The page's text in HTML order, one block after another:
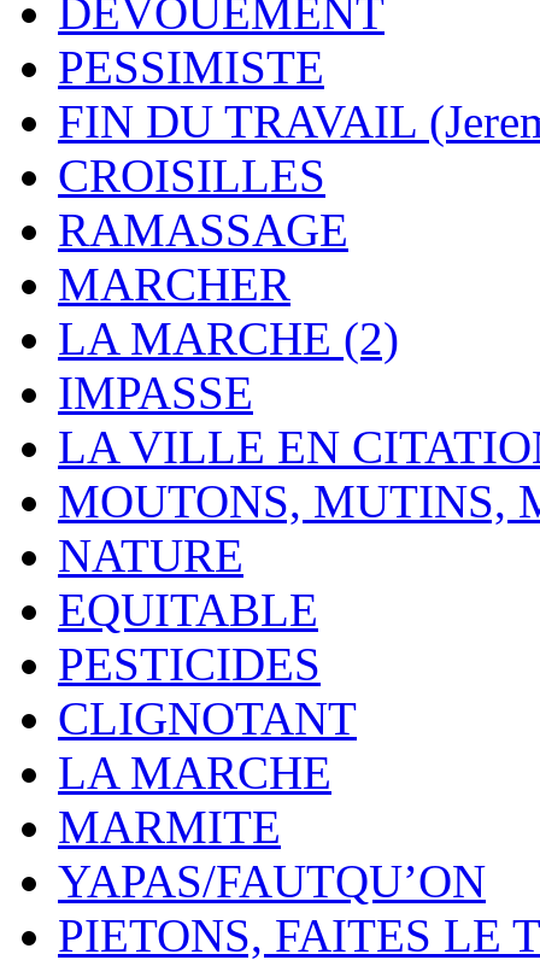
DEVOUEMENT
PESSIMISTE
FIN DU TRAVAIL
CROISILLES
RAMASSAGE
MARCHER
LA MARCHE (2)
IMPASSE
LA VILLE EN
MOUTONS, MUTINS,
NATURE
EQUITABLE
PESTICIDES
CLIGNOTANT
LA MARCHE
MARMITE
YAPAS/FAUTQU’ON
PIETONS, FAITES LE